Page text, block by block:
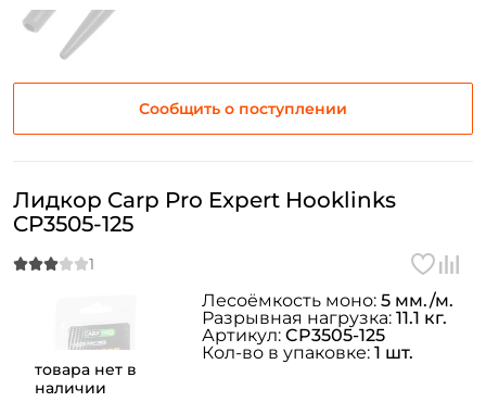
Сообщить о поступлении
товара нет в
наличии
Лидкор Carp Pro Expert Hooklinks
CP3505-125
Лесоёмкость моно: 5 мм./м.
Разрывная нагрузка: 11.1 кг.
Артикул: CP3505-125
Кол-во в упаковке: 1 шт.